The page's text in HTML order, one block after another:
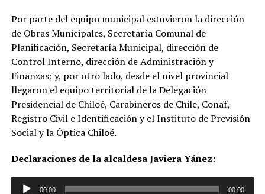
Por parte del equipo municipal estuvieron la dirección
de Obras Municipales, Secretaría Comunal de
Planificación, Secretaría Municipal, dirección de
Control Interno, dirección de Administración y
Finanzas; y, por otro lado, desde el nivel provincial
llegaron el equipo territorial de la Delegación
Presidencial de Chiloé, Carabineros de Chile, Conaf,
Registro Civil e Identificación y el Instituto de Previsión
Social y la Óptica Chiloé.
Declaraciones de la alcaldesa Javiera Yáñez:
Reproductor
00:00 00:00